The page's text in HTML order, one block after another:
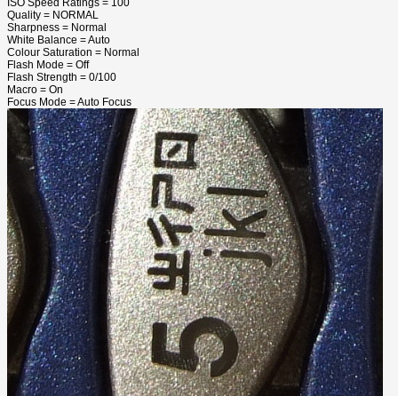
ISO Speed Ratings = 100
Quality = NORMAL
Sharpness = Normal
White Balance = Auto
Colour Saturation = Normal
Flash Mode = Off
Flash Strength = 0/100
Macro = On
Focus Mode = Auto Focus